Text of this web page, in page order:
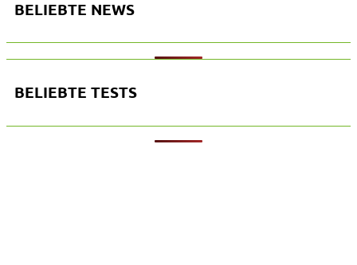
BELIEBTE NEWS
BELIEBTE TESTS